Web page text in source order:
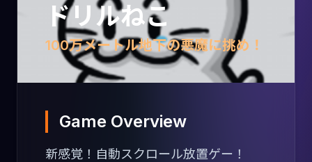
ドリルねこ
100万メートル地下の悪魔に挑め！
Game Overview
新感覚！自動スクロール放置ゲー！